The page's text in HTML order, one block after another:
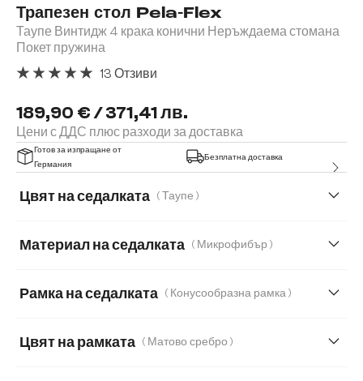
Трапезен стол Pela-Flex
Таупе Винтидж 4 крака конични Неръждаема стомана
Покет пружина
189,90 € / 371,41 лв.
Цени с ДДС плюс разходи за доставка
13 Отзиви
Готов за изпращане от
Германия
Безплатна доставка
Цвят на седалката ( Таупе )
Материал на седалката ( Микрофибър )
Мек текстилен плат с текстура
Рамка на седалката ( Конусообразна рамка )
Цвят на рамката ( Матово сребро )